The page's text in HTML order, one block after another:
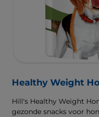
Healthy Weight
Hill's Healthy Weight
gezonde snacks voor